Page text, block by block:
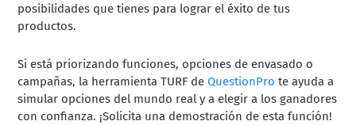
posibilidades que tienes para lograr el éxito de tus
productos.
Si está priorizando funciones, opciones de envasado o
campañas, la herramienta TURF deQuestionPro te ayuda a
simular opciones del mundo real y a elegir a los ganadores
con confianza. ¡Solicita una demostración de esta función!